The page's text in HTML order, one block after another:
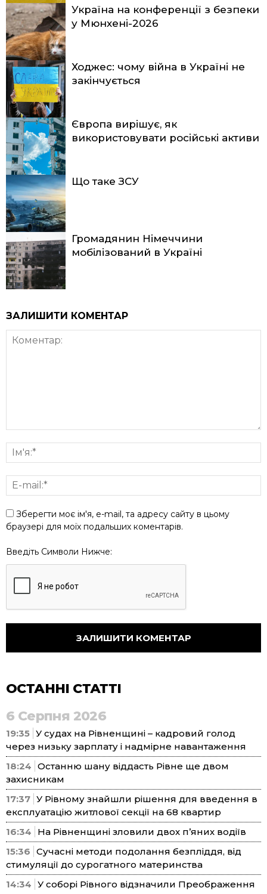
Україна на конференції з безпеки
у Мюнхені-2026
Ходжес: чому війна в Україні не
закінчується
Європа вирішує, як
використовувати російські активи
Що таке ЗСУ
Громадянин Німеччини
мобілізований в Україні
ЗАЛИШИТИ КОМЕНТАР
Зберегти моє ім'я, e-mail, та адресу сайту в цьому
браузері для моїх подальших коментарів.
Введіть Символи Нижче:
ОСТАННІ СТАТТІ
6 Серпня 2026
19:35 У судах на Рівненщині – кадровий голод
через низьку зарплату і надмірне навантаження
18:24 Останню шану віддасть Рівне ще двом
захисникам
17:37 У Рівному знайшли рішення для введення в
експлуатацію житлової секції на 68 квартир
16:34
На Рівненщині зловили двох п’яних водіїв
15:36 Сучасні методи подолання безпліддя, від
стимуляції до сурогатного материнства
14:34 У соборі Рівного відзначили Преображення